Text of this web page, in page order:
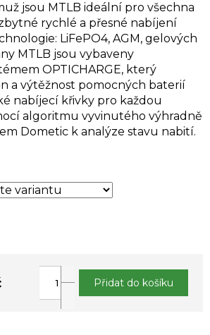
jsou MTLB ideální pro všechna
rychlé a přesné nabíjení
LiFePO4, AGM, gelových
MTLB jsou vybaveny
OPTICHARGE, který
a výtěžnost pomocných baterií
nabíjecí křivky pro každou
algoritmu vyvinutého výhradně
Dometic k analýze stavu nabití.
Přidat do košíku